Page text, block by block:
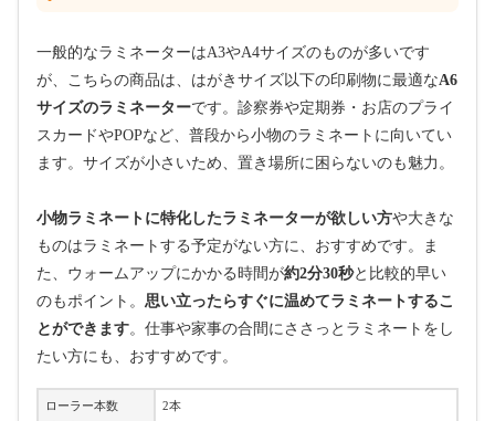
一般的なラミネーターはA3やA4サイズのものが多いです
が、こちらの商品は、はがきサイズ以下の印刷物に最適なA6
サイズのラミネーターです。診察券や定期券・お店のプライ
スカードやPOPなど、普段から小物のラミネートに向いてい
ます。サイズが小さいため、置き場所に困らないのも魅力。
小物ラミネートに特化したラミネーターが欲しい方や大きな
ものはラミネートする予定がない方に、おすすめです。ま
た、ウォームアップにかかる時間が約2分30秒と比較的早い
のもポイント。 思い立ったらすぐに温めてラミネートするこ
とができます。仕事や家事の合間にささっとラミネートをし
たい方にも、おすすめです。
ローラー本数
2本